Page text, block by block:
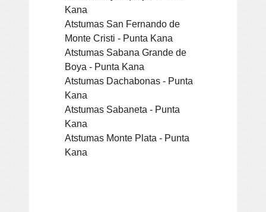
Kana
Atstumas San Fernando de
Monte Cristi - Punta Kana
Atstumas Sabana Grande de
Boya - Punta Kana
Atstumas Dachabonas - Punta
Kana
Atstumas Sabaneta - Punta
Kana
Atstumas Monte Plata - Punta
Kana